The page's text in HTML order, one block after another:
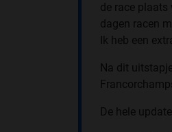
de race plaats
dagen racen
Ik heb een
Na dit
De hele